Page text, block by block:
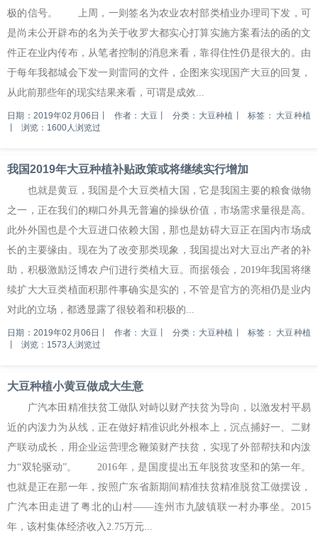
极的信号。 上周，一则签名为农业农村部类植业办理司下发，可
是尚未公开辟布的名为关于收罗大都实心打算实施方案看法的函的文
件正在业内传布，从笔者控制的消息来看，靠得住性仍是很大的。由
于每年我都城会下发一则雷同的文件，企图来实现国产大豆的回复，
从此前那些年的现实结果来看，可谓是成效...
日期：2019年02月06日 作者：大豆 分类：大豆种植 标签： 大豆种植
浏览：1600人浏览过
我国2019年大豆种植补贴政策或将继续实行增加
也就是黄豆，我国是个大豆类植大国，它是我国主要的粮食做物
之一，正在我们的糊口外具无普遍的操纵价值，市场需求量很是高。
此外外国也是个大豆进口依赖大国，那也是妨碍大豆正在国内市场成
长的主要缘由。现在为了改变那类现象，我国提出对大豆出产者的补
助，积极激励泛博农户们进行类植大豆。而据领会，2019年我国将继
续扩大大豆类植面积那件事确实是实的，不管是官方的亮相仍是业内
对此的立场，都透显露了很较着和积极的...
日期：2019年02月06日 作者：大豆 分类：大豆种植 标签： 大豆种植
浏览：1573人浏览过
大豆种植小黄豆做成大生意
广汽本田精准扶贫工做队对峙以财产扶贫为导向，以激发村平易
近的内泼力为从线，正在做好精准识此外根本上，沉点捕好一、二财
产联动成长，用企业运营理念鞭策财产扶贫，实现了外部帮扶和内泼
力“双轮驱动”。 2016年，是国度提出五年脱贫攻坚和的第一年。
也就是正在那一年，按照广东省新期间精准扶贫精准脱贫工做摆设，
广汽本田走进了粤北的山村——连州市九陂镇联一村办事坐。2015
年，该村集体经济收入2.75万元...